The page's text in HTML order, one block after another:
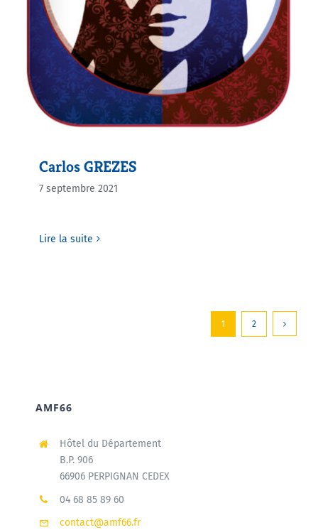
Carlos GREZES
7 septembre 2021
Lire la suite
1 2
AMF66
Hôtel du Département
B.P. 906
66906 PERPIGNAN CEDEX
04 68 85 89 60
contact@amf66.fr